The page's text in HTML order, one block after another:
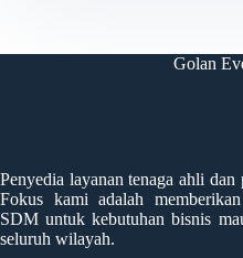
Golan
Penyedia layanan tenaga ahli dan
Fokus kami adalah
SDM untuk kebutuhan bisnis
seluruh wilayah.